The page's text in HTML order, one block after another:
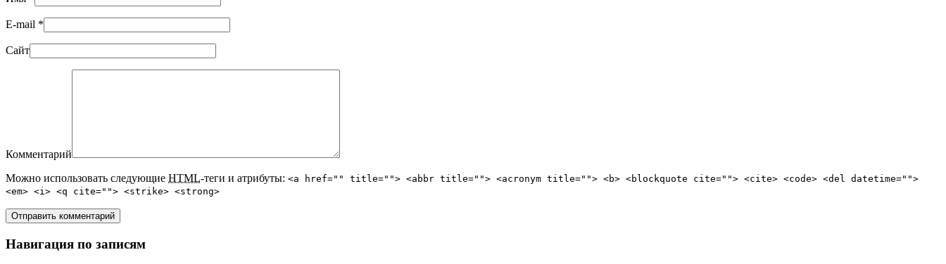
E-mail *
Сайт
Комментарий
Можно использовать следующие HTML-теги и атрибуты: <a href="" title=""> <abbr title=""> <acronym title=""> <b> <blockquote cite=""> <cite> <code> <del datetime="">
<em> <i> <q cite=""> <strike> <strong>
Навигация по записям